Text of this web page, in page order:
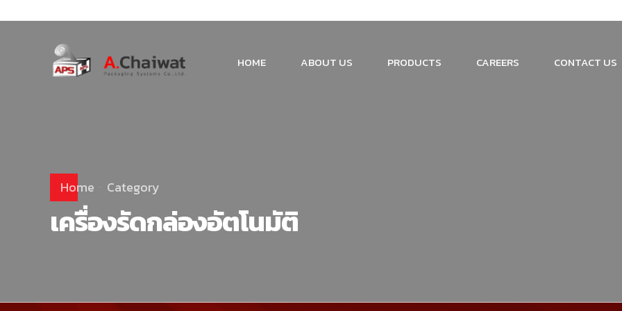
HOME ABOUT US PRODUCTS CAREERS CONTACT US
Home Category
เครื่องรัดกล่องอัตโนมัติ